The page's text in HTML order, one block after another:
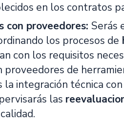
en los contratos
con proveedores: Serás
los procesos de
con los requisitos
proveedores de
integración técnica
las